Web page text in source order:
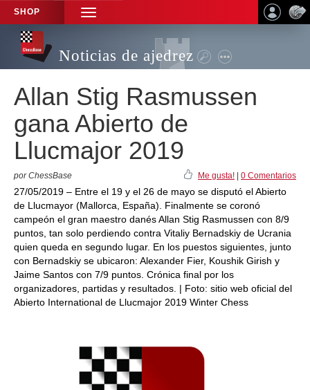
SHOP
TOGGLE
NAVIGATION
Noticias de ajedrez
Allan Stig Rasmussen
gana Abierto de
Llucmajor 2019
por ChessBase Me gusta! 0 Comentarios
27/05/2019 – Entre el 19 y el 26 de mayo se disputó el Abierto
de Llucmayor (Mallorca, España). Finalmente se coronó
campeón el gran maestro danés Allan Stig Rasmussen con 8/9
puntos, tan solo perdiendo contra Vitaliy Bernadskiy de Ucrania
quien queda en segundo lugar. En los puestos siguientes, junto
con Bernadskiy se ubicaron: Alexander Fier, Koushik Girish y
Jaime Santos con 7/9 puntos. Crónica final por los
organizadores, partidas y resultados. | Foto: sitio web oficial del
Abierto International de Llucmajor 2019 Winter Chess